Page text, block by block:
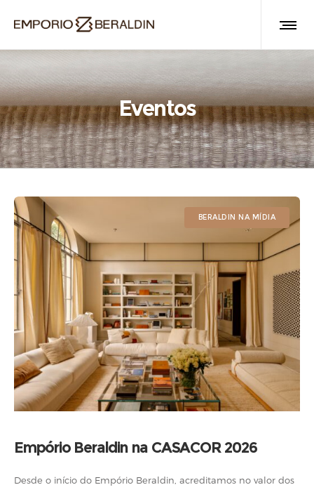
Eventos
BERALDIN NA MÍDIA
Empório Beraldin na CASACOR 2026
Desde o início do Empório Beraldin, acreditamos no valor dos